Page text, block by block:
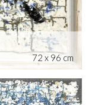
72 x 96 cm